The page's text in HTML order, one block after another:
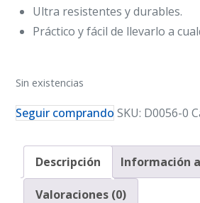
Ultra resistentes y durables.
Práctico y fácil de llevarlo a
Sin existencias
Seguir comprando SKU: D0056-0
Descripción Información
Valoraciones (0)